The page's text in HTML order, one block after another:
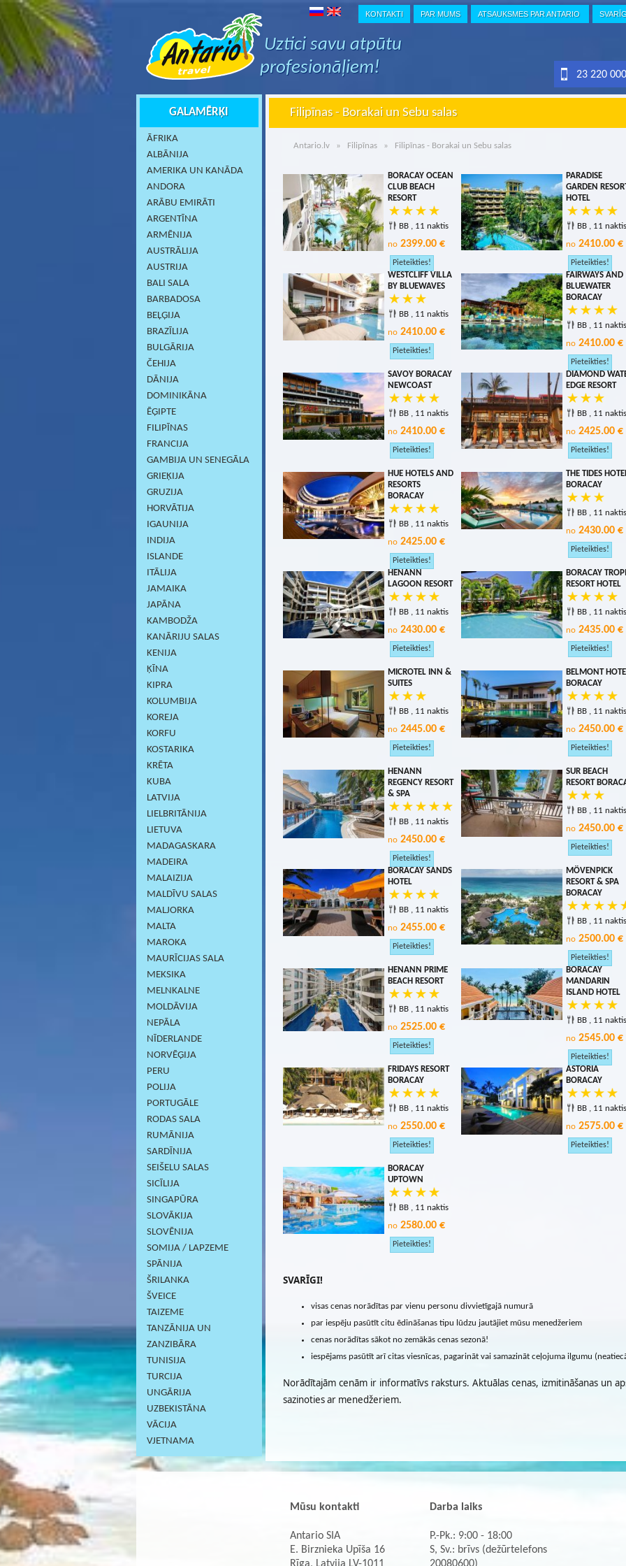
KONTAKTI PAR MUMS ATSAUKSMES PAR ANTARIO
Uztici savu atpūtu
profesionāļiem!
23 220 000
GALAMĒRĶI
ĀFRIKA
ALBĀNIJA
AMERIKA UN KANĀDA
ANDORA
ARĀBU EMIRĀTI
ARGENTĪNA
ARMĒNIJA
AUSTRĀLIJA
AUSTRIJA
BALI SALA
BARBADOSA
BEĻĢIJA
BRAZĪLIJA
BULGĀRIJA
ČEHIJA
DĀNIJA
DOMINIKĀNA
ĒĢIPTE
FILIPĪNAS
FRANCIJA
GAMBIJA UN SENEGĀLA
GRIEĶIJA
GRUZIJA
HORVĀTIJA
IGAUNIJA
INDIJA
ISLANDE
ITĀLIJA
JAMAIKA
JAPĀNA
KAMBODŽA
KANĀRIJU SALAS
KENIJA
ĶĪNA
KIPRA
KOLUMBIJA
KOREJA
KORFU
KOSTARIKA
KRĒTA
KUBA
LATVIJA
LIELBRITĀNIJA
LIETUVA
MADAGASKARA
MADEIRA
MALAIZIJA
MALDĪVU SALAS
MALJORKA
MALTA
MAROKA
MAURĪCIJAS SALA
MEKSIKA
MELNKALNE
MOLDĀVIJA
NEPĀLA
NĪDERLANDE
NORVĒĢIJA
PERU
POLIJA
PORTUGĀLE
RODAS SALA
RUMĀNIJA
SARDĪNIJА
SEIŠELU SALAS
SICĪLIJA
SINGAPŪRA
SLOVĀKIJA
SLOVĒNIJA
SOMIJA / LAPZEME
SPĀNIJA
ŠRILANKA
ŠVEICE
TAIZEME
TANZĀNIJA UN
ZANZIBĀRA
TUNISIJA
TURCIJA
UNGĀRIJA
UZBEKISTĀNA
VĀCIJA
VJETNAMA
Filipīnas - Borakai un Sebu salas
Antario.lv» Filipīnas» Filipīnas - Borakai un Sebu salas
BORACAY OCEAN
CLUB BEACH
RESORT
BB , 11 naktis
no2399.00 €
PARADISE
GARDEN
HOTEL
BB , 11 naktis
no2410.00 €
WESTCLIFF VILLA
BY BLUEWAVES
BB , 11 naktis
no2410.00 €
FAIRWAYS AND
BLUEWATER
BORACAY
BB , 11 naktis
no2410.00 €
SAVOY BORACAY
NEWCOAST
BB , 11 naktis
no2410.00 €
DIAMOND
EDGE RESORT
BB , 11 naktis
no2425.00 €
HUE HOTELS AND
RESORTS
BORACAY
BB , 11 naktis
no2425.00 €
THE TIDES
BORACAY
BB , 11 naktis
no2430.00 €
HENANN
LAGOON RESORT
BB , 11 naktis
no2430.00 €
BORACAY
RESORT HOTEL
BB , 11 naktis
no2435.00 €
MICROTEL INN &
SUITES
BB , 11 naktis
no2445.00 €
BELMONT
BORACAY
BB , 11 naktis
no2450.00 €
HENANN
REGENCY RESORT
& SPA
BB , 11 naktis
no2450.00 €
SUR BEACH
RESORT
BB , 11 naktis
no2450.00 €
BORACAY SANDS
HOTEL
BB , 11 naktis
no2455.00 €
MÖVENPICK
RESORT & SPA
BORACAY
BB , 11 naktis
no2500.00 €
HENANN PRIME
BEACH RESORT
BB , 11 naktis
no2525.00 €
BORACAY
MANDARIN
ISLAND HOTEL
BB , 11 naktis
no2545.00 €
FRIDAYS RESORT
BORACAY
BB , 11 naktis
no2550.00 €
ASTORIA
BORACAY
BB , 11 naktis
no2575.00 €
BORACAY
UPTOWN
BB , 11 naktis
no2580.00 €
SVARĪGI!
visas cenas norādītas par vienu personu divvietīgajā numurā
par iespēju pasūtīt citu ēdināšanas tipu lūdzu jautājiet mūsu menedžeriem
cenas norādītas sākot no zemākās cenas sezonā!
iespējams pasūtīt arī citas viesnīcas, pagarināt vai samazināt ceļojuma ilgumu
Norādītajām cenām ir informatīvs raksturs. Aktuālas cenas, izmitināšanas un
sazinoties ar menedžeriem.
Mūsu kontakti
Antario SIA
E. Birznieka Upīša 16
Darba laiks
P.-Pk.: 9:00 - 18:00
S, Sv.: brīvs (dežūrtelefons